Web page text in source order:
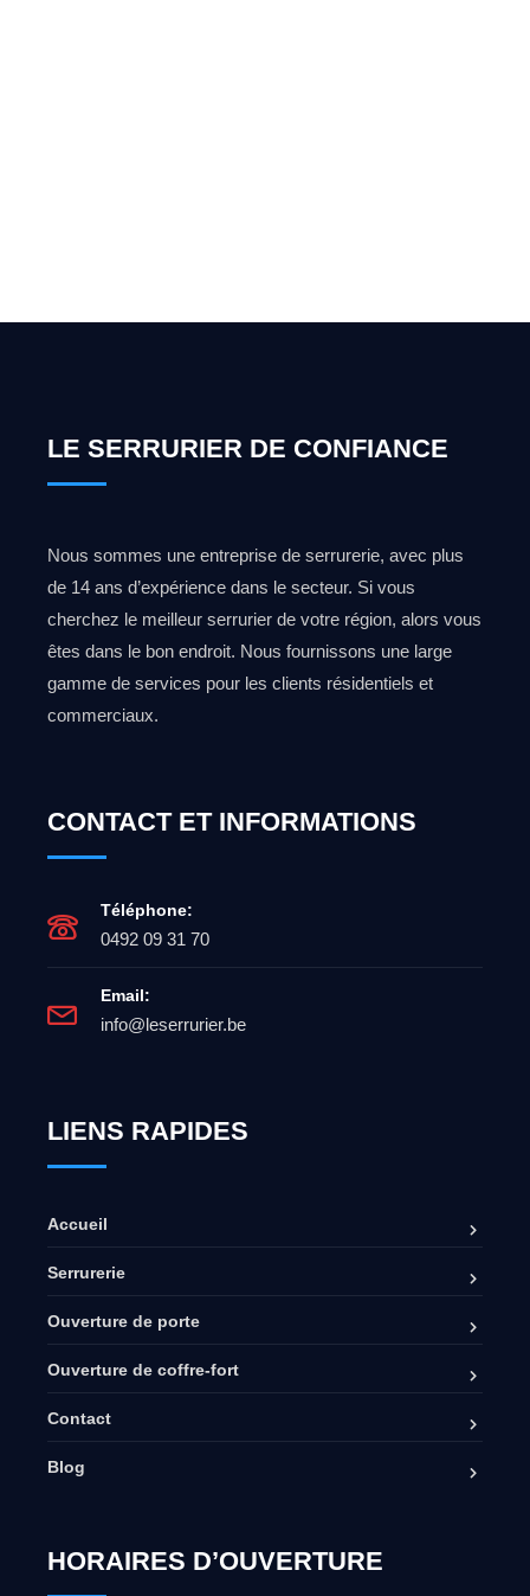
LE SERRURIER DE CONFIANCE
Nous sommes une entreprise de serrurerie, avec plus
de 14 ans d’expérience dans le secteur. Si vous
cherchez le meilleur serrurier de votre région, alors vous
êtes dans le bon endroit. Nous fournissons une large
gamme de services pour les clients résidentiels et
commerciaux.
CONTACT ET INFORMATIONS
Téléphone:
0492 09 31 70
Email:
info@leserrurier.be
LIENS RAPIDES
Accueil
Serrurerie
Ouverture de porte
Ouverture de coffre-fort
Contact
Blog
HORAIRES D’OUVERTURE